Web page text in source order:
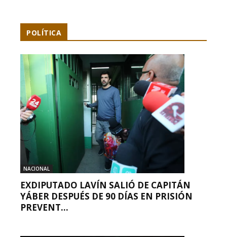
POLÍTICA
NACIONAL
EXDIPUTADO LAVÍN SALIÓ DE CAPITÁN
YÁBER DESPUÉS DE 90 DÍAS EN PRISIÓN
PREVENT...